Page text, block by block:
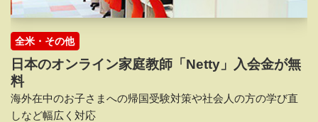
全米・その他
日本のオンライン家庭教師「Netty」入会金が無
料
海外在中のお子さまへの帰国受験対策や社会人の方の学び直
しなど幅広く対応